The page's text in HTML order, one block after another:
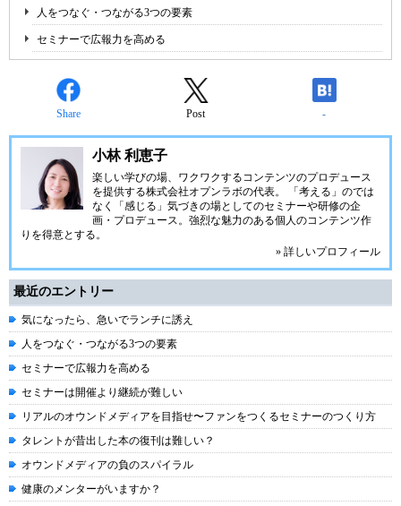
人をつなぐ・つながる3つの要素
セミナーで広報力を高める
Share Post -
小林 利恵子
楽しい学びの場、ワクワクするコンテンツのプロデュース
を提供する株式会社オプンラボの代表。 「考える」のでは
なく「感じる」気づきの場としてのセミナーや研修の企
画・プロデュース。強烈な魅力のある個人のコンテンツ作
りを得意とする。
» 詳しいプロフィール
最近のエントリー
気になったら、急いでランチに誘え
人をつなぐ・つながる3つの要素
セミナーで広報力を高める
セミナーは開催より継続が難しい
リアルのオウンドメディアを目指せ〜ファンをつくるセミナーのつくり方
タレントが昔出した本の復刊は難しい？
オウンドメディアの負のスパイラル
健康のメンターがいますか？